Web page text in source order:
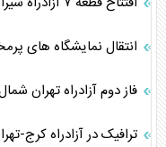
انتقال نمایشگاه های
فاز دوم آزادراه تهران
ترافیک در آزادراه کرج-